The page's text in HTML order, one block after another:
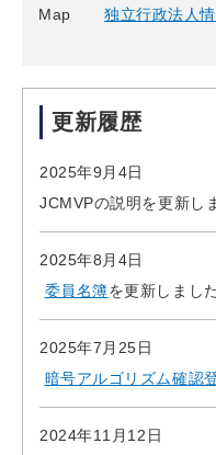
Map
独立行政法人
更新履歴
2025年9月4日
JCMVPの説明を更新し
2025年8月4日
委員名簿を更新しました
2025年7月25日
暗号アルゴリズム確認
2024年11月12日